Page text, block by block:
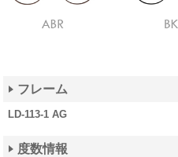
フレーム
LD-113-1 AG
度数情報